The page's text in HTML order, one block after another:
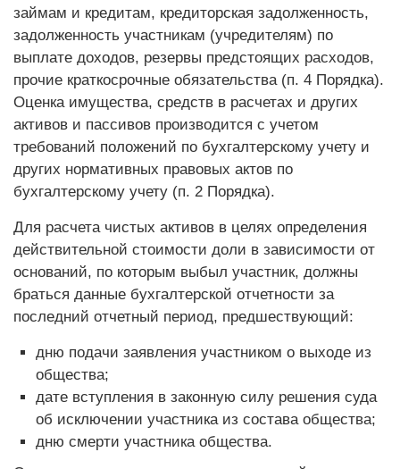
займам и кредитам, кредиторская задолженность,
задолженность участникам (учредителям) по
выплате доходов, резервы предстоящих расходов,
прочие краткосрочные обязательства (п. 4 Порядка).
Оценка имущества, средств в расчетах и других
активов и пассивов производится с учетом
требований положений по бухгалтерскому учету и
других нормативных правовых актов по
бухгалтерскому учету (п. 2 Порядка).
Для расчета чистых активов в целях определения
действительной стоимости доли в зависимости от
оснований, по которым выбыл участник, должны
браться данные бухгалтерской отчетности за
последний отчетный период, предшествующий:
дню подачи заявления участником о выходе из
общества;
дате вступления в законную силу решения суда
об исключении участника из состава общества;
дню смерти участника общества.